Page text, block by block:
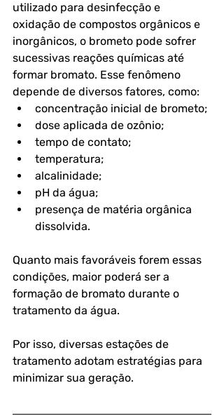
utilizado para desinfecção e
oxidação de compostos orgânicos e
inorgânicos, o brometo pode sofrer
sucessivas reações químicas até
formar bromato. Esse fenômeno
depende de diversos fatores, como:
concentração inicial de brometo;
dose aplicada de ozônio;
tempo de contato;
temperatura;
alcalinidade;
pH da água;
presença de matéria orgânica
dissolvida.
Quanto mais favoráveis forem essas
condições, maior poderá ser a
formação de bromato durante o
tratamento da água.
Por isso, diversas estações de
tratamento adotam estratégias para
minimizar sua geração.